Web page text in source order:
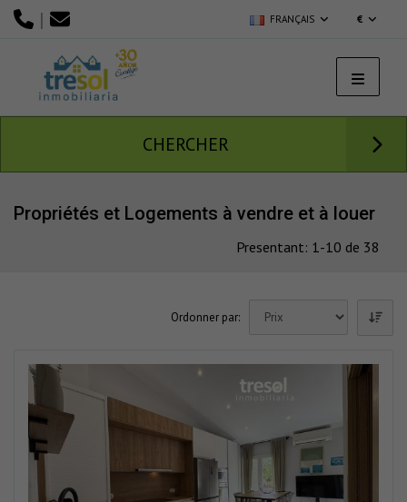
| FRANÇAIS €
CHERCHER
Propriétés et Logements à vendre et à louer
Presentant: 1-10 de 38
Ordonner par: